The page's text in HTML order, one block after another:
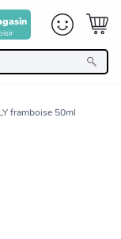
framboise 50ml